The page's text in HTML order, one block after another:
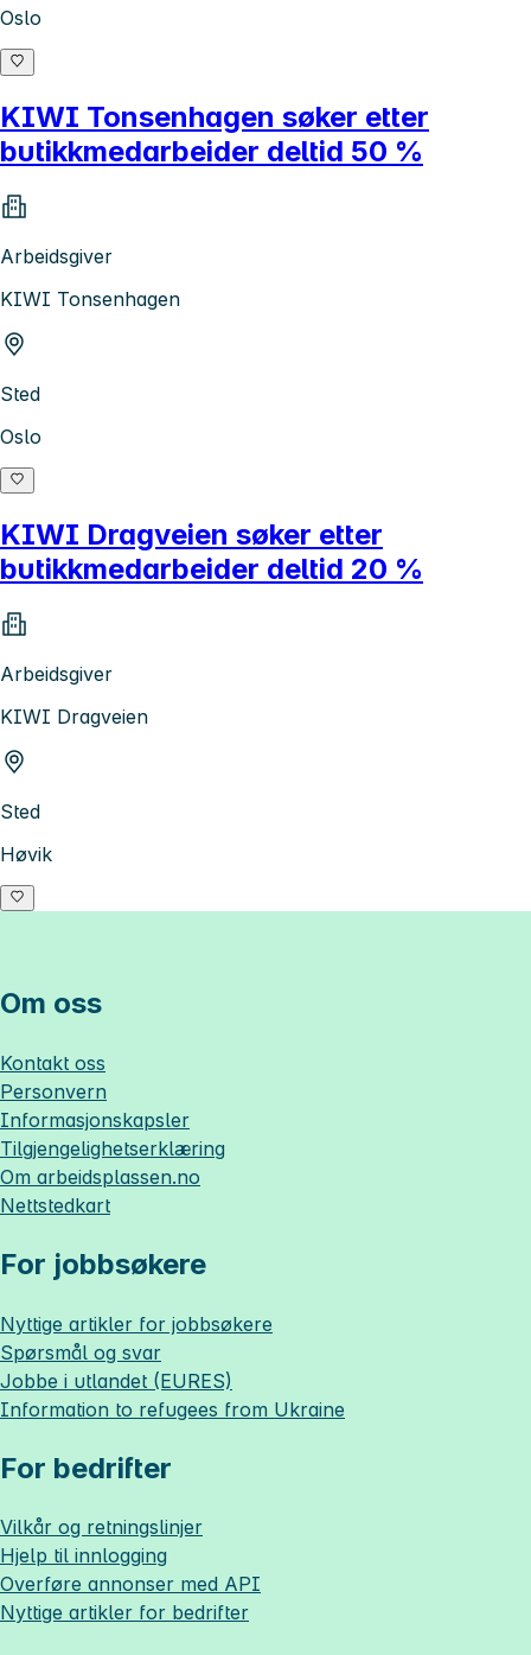
Oslo
KIWI Tonsenhagen søker etter
butikkmedarbeider deltid 50 %
Arbeidsgiver
KIWI Tonsenhagen
Sted
Oslo
KIWI Dragveien søker etter
butikkmedarbeider deltid 20 %
Arbeidsgiver
KIWI Dragveien
Sted
Høvik
Om oss
Kontakt oss
Personvern
Informasjonskapsler
Tilgjengelighetserklæring
Om arbeidsplassen.no
Nettstedkart
For jobbsøkere
Nyttige artikler for jobbsøkere
Spørsmål og svar
Jobbe i utlandet (EURES)
Information to refugees from Ukraine
For bedrifter
Vilkår og retningslinjer
Hjelp til innlogging
Overføre annonser med API
Nyttige artikler for bedrifter